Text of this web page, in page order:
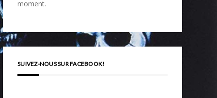
moment.
SUIVEZ-NOUS SUR FACEBOOK!